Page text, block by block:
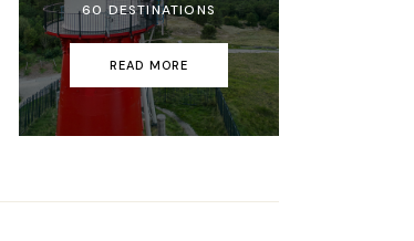
60 DESTINATIONS
READ MORE